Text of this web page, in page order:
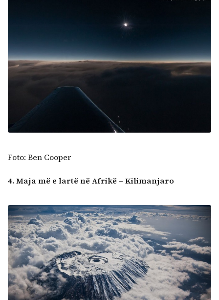
Foto: Ben Cooper
4. Maja më e lartë në Afrikë – Kilimanjaro